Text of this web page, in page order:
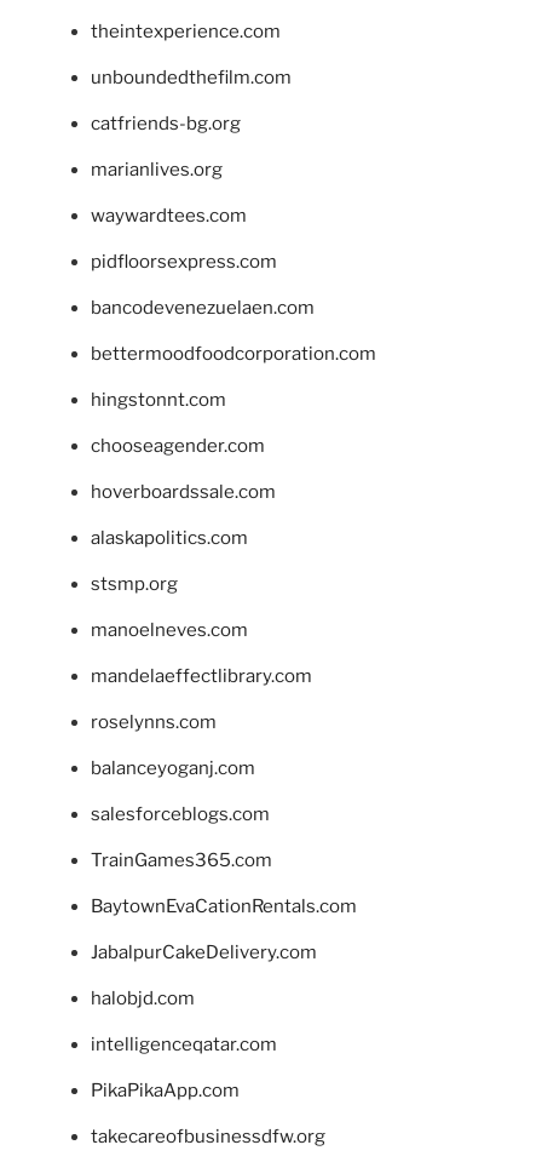
theintexperience.com
unboundedthefilm.com
catfriends-bg.org
marianlives.org
waywardtees.com
pidfloorsexpress.com
bancodevenezuelaen.com
bettermoodfoodcorporation.com
hingstonnt.com
chooseagender.com
hoverboardssale.com
alaskapolitics.com
stsmp.org
manoelneves.com
mandelaeffectlibrary.com
roselynns.com
balanceyoganj.com
salesforceblogs.com
TrainGames365.com
BaytownEvaCationRentals.com
JabalpurCakeDelivery.com
halobjd.com
intelligenceqatar.com
PikaPikaApp.com
takecareofbusinessdfw.org